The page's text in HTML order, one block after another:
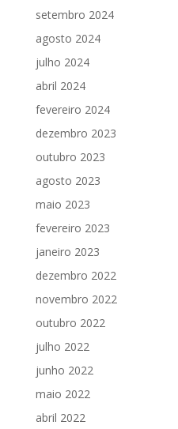
setembro 2024
agosto 2024
julho 2024
abril 2024
fevereiro 2024
dezembro 2023
outubro 2023
agosto 2023
maio 2023
fevereiro 2023
janeiro 2023
dezembro 2022
novembro 2022
outubro 2022
julho 2022
junho 2022
maio 2022
abril 2022